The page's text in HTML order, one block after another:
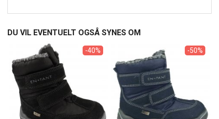
DU VIL EVENTUELT OGSÅ SYNES OM
-40% -50%